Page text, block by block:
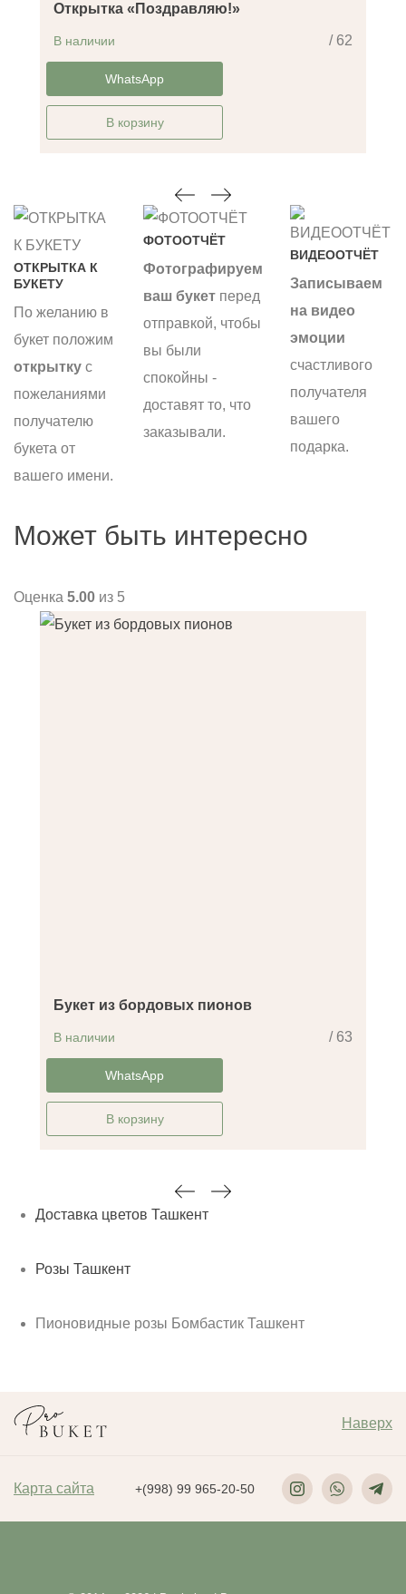
Открытка «Поздравляю!»
/ 62
В наличии
-14%WhatsApp
В корзину
ОТКРЫТКА К
БУКЕТУ
По желанию в
букет положим
открытку с
пожеланиями
получателю
букета от
вашего имени.
ФОТООТЧЁТ
Фотографируем
ваш букет перед
отправкой, чтобы
вы были
спокойны -
доставят то, что
заказывали.
ВИДЕООТЧЁТ
Записываем
на видео
эмоции
счастливого
получателя
вашего
подарка.
Может быть интересно
Оценка 5.00 из 5
Букет из бордовых пионов
/ 63
В наличии
-30%WhatsApp
В корзину
Доставка цветов Ташкент
Розы Ташкент
Пионовидные розы Бомбастик Ташкент
Наверх
Карта сайта +(998) 99 965-20-50